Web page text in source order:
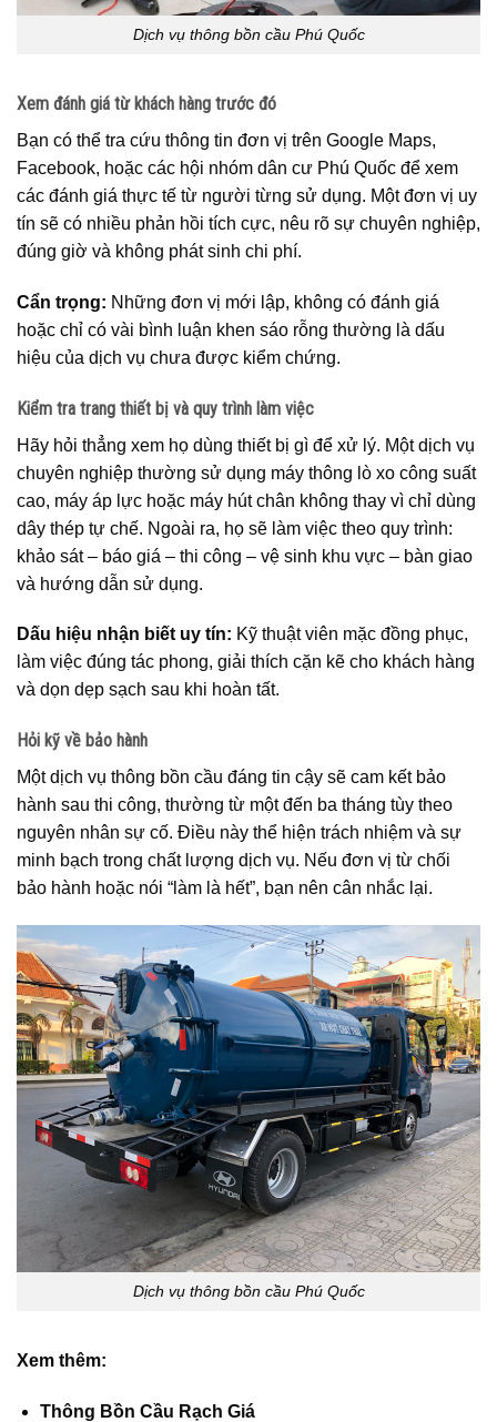
Dịch vụ thông bồn cầu Phú Quốc
Xem đánh giá từ khách hàng trước đó
Bạn có thể tra cứu thông tin đơn vị trên Google Maps,
Facebook, hoặc các hội nhóm dân cư Phú Quốc để xem
các đánh giá thực tế từ người từng sử dụng. Một đơn vị uy
tín sẽ có nhiều phản hồi tích cực, nêu rõ sự chuyên nghiệp,
đúng giờ và không phát sinh chi phí.
Cẩn trọng: Những đơn vị mới lập, không có đánh giá
hoặc chỉ có vài bình luận khen sáo rỗng thường là dấu
hiệu của dịch vụ chưa được kiểm chứng.
Kiểm tra trang thiết bị và quy trình làm việc
Hãy hỏi thẳng xem họ dùng thiết bị gì để xử lý. Một dịch vụ
chuyên nghiệp thường sử dụng máy thông lò xo công suất
cao, máy áp lực hoặc máy hút chân không thay vì chỉ dùng
dây thép tự chế. Ngoài ra, họ sẽ làm việc theo quy trình:
khảo sát – báo giá – thi công – vệ sinh khu vực – bàn giao
và hướng dẫn sử dụng.
Dấu hiệu nhận biết uy tín: Kỹ thuật viên mặc đồng phục,
làm việc đúng tác phong, giải thích cặn kẽ cho khách hàng
và dọn dẹp sạch sau khi hoàn tất.
Hỏi kỹ về bảo hành
Một dịch vụ thông bồn cầu đáng tin cậy sẽ cam kết bảo
hành sau thi công, thường từ một đến ba tháng tùy theo
nguyên nhân sự cố. Điều này thể hiện trách nhiệm và sự
minh bạch trong chất lượng dịch vụ. Nếu đơn vị từ chối
bảo hành hoặc nói “làm là hết”, bạn nên cân nhắc lại.
Dịch vụ thông bồn cầu Phú Quốc
Xem thêm:
Thông Bồn Cầu Rạch Giá